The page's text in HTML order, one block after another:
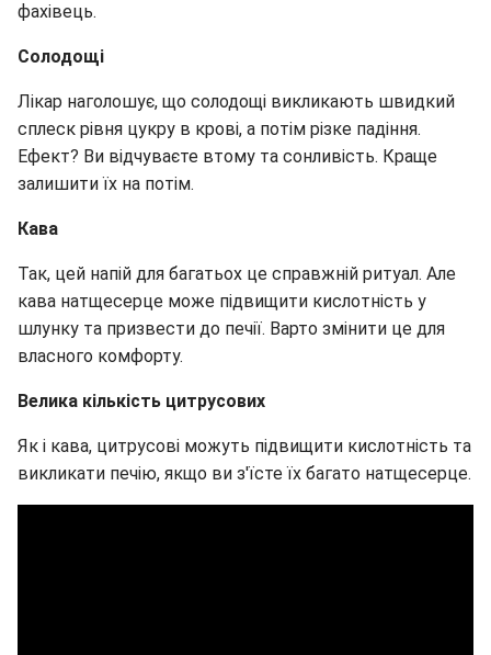
фахівець.
Солодощі
Лікар наголошує, що солодощі викликають швидкий
сплеск рівня цукру в крові, а потім різке падіння.
Ефект? Ви відчуваєте втому та сонливість. Краще
залишити їх на потім.
Кава
Так, цей напій для багатьох це справжній ритуал. Але
кава натщесерце може підвищити кислотність у
шлунку та призвести до печії. Варто змінити це для
власного комфорту.
Велика кількість цитрусових
Як і кава, цитрусові можуть підвищити кислотність та
викликати печію, якщо ви з'їсте їх багато натщесерце.